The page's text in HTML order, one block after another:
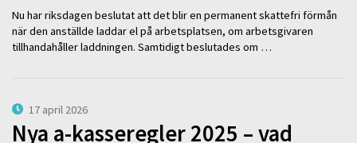
Nu har riksdagen beslutat att det blir en permanent skattefri förmån
när den anställde laddar el på arbetsplatsen, om arbetsgivaren
tillhandahåller laddningen. Samtidigt beslutades om …
17 april 2026
Nya a-kasseregler 2025 – vad